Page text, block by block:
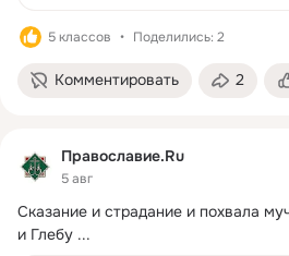
5 классов Поделились: 2
Комментировать 2
Православие.Ru
5 авг
Сказание и страдание и похвала
и Глебу ...